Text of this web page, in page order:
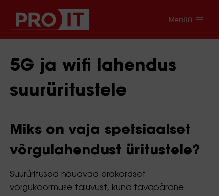
Menüü
5G ja wifi lahendus
suurüritustele
Miks on vaja spetsiaalset
võrgulahendust üritustele?
Suurüritused nõuavad erakordset
võrgukoormuse taluvust, kuna tavapärane